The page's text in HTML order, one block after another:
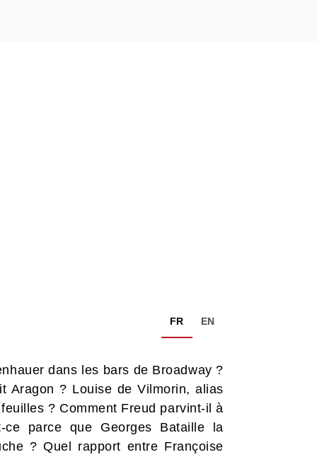
FR EN
dans les bars de Broadway ?
Aragon ? Louise de Vilmorin, alias
? Comment Freud parvint-il à
parce que Georges Bataille la
? Quel rapport entre Françoise